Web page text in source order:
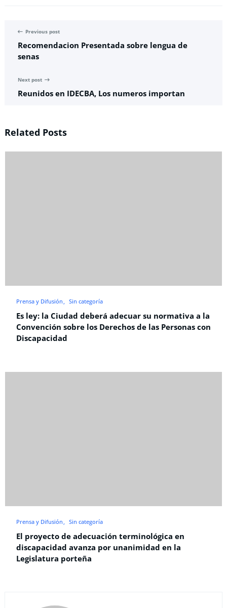
Previous post
Recomendacion Presentada sobre lengua de
senas
Next post
Reunidos en IDECBA, Los numeros importan
Related Posts
Prensa y Difusión Sin categoría
Es ley: la Ciudad deberá adecuar su normativa a la
Convención sobre los Derechos de las Personas con
Discapacidad
Prensa y Difusión Sin categoría
El proyecto de adecuación terminológica en
discapacidad avanza por unanimidad en la
Legislatura porteña